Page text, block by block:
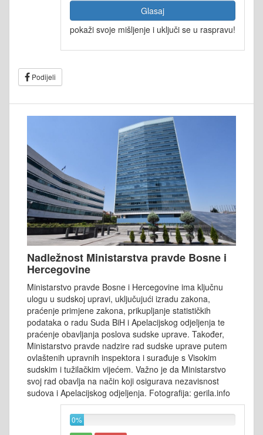
Glasaj
pokaži svoje mišljenje i uključi se u raspravu!
Podijeli
Nadležnost Ministarstva pravde Bosne i
Hercegovine
Ministarstvo pravde Bosne i Hercegovine ima ključnu
ulogu u sudskoj upravi, uključujući izradu zakona,
praćenje primjene zakona, prikupljanje statističkih
podataka o radu Suda BiH i Apelacijskog odjeljenja te
praćenje obavljanja poslova sudske uprave. Također,
Ministarstvo pravde nadzire rad sudske uprave putem
ovlaštenih upravnih inspektora i surađuje s Visokim
sudskim i tužilačkim vijećem. Važno je da Ministarstvo
svoj rad obavlja na način koji osigurava nezavisnost
sudova i Apelacijskog odjeljenja. Fotografija: gerila.info
0%